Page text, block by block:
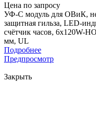
Цена по запросу
УФ-С модуль для ОВиК,
защитная гильза, LED-
счётчик часов, 6x120W-
мм, UL
Подробнее
Предпросмотр
Закрыть